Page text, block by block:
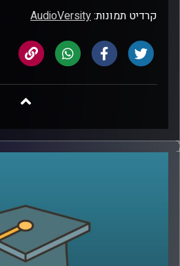
קרדיט תמונות:AudioVersity